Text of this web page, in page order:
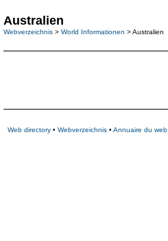
Australien
Webverzeichnis > World Informationen > Australien
Web directory • Webverzeichnis • Annuaire du web